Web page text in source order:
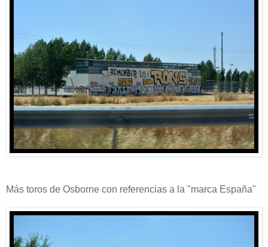
Más toros de Osborne con referencias a la "marca España"